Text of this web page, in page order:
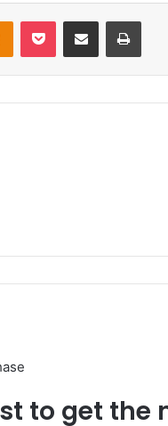
Odnoklassniki
Pocket Share via Email Print
to get the